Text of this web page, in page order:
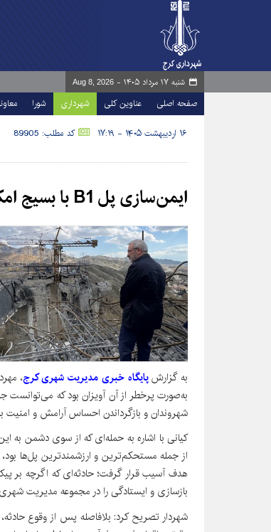
شنبه ۱۷ مرداد ۱۴۰۵ - Aug 8, 2026
صفحه اصلی عناوین کلی شهرداری شورا
۱۶ اردیبهشت ۱۴۰۵ - ۱۷:۱۹ کد مطلب: 89905
ایمن‌سازی پل B1 با بسیج امکانات فنی و تخصصی آغاز شد
به گزارشپایگاه خبری مدیریت شهری کرج،
به‌صورت پرخطر از آن آویزان بود که می‌توانست
شهروندان و بازگرداندن احساس آرامش و امنیت
از جمله مستحکم‌ترین و ارزشمندترین پل‌ها
هدف آسیب قرار گرفت؛ حادثه‌ای که اگرچه بر
بازسازی و ایستادگی را در مجموعه مدیریت
شهردار تصریح کرد: بلافاصله پس از وقوع